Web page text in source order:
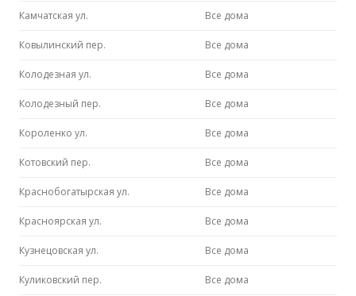
Камчатская ул. Все дома
Ковылинский пер. Все дома
Колодезная ул. Все дома
Колодезный пер. Все дома
Короленко ул. Все дома
Котовский пер. Все дома
Краснобогатырская ул. Все дома
Красноярская ул. Все дома
Кузнецовская ул. Все дома
Куликовский пер. Все дома